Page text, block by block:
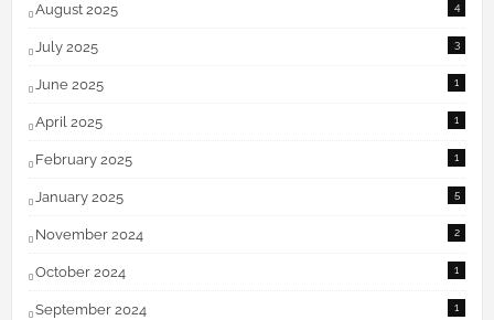
August 2025 4
July 2025 3
June 2025 1
April 2025 1
February 2025 1
January 2025 5
November 2024 2
October 2024 1
September 2024 1